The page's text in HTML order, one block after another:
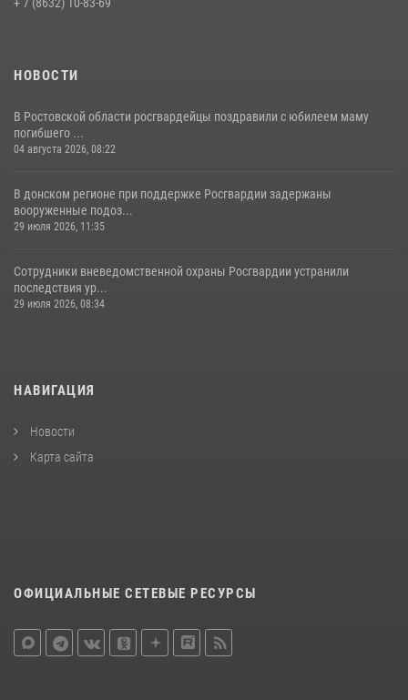
09 июля 2026, 13:58
НОВОСТИ
В Ростовской области росгвардейцы поздравили с юбилеем маму
погибшего ...
04 августа 2026, 08:22
В донском регионе при поддержке Росгвардии задержаны
вооруженные подоз...
29 июля 2026, 11:35
Сотрудники вневедомственной охраны Росгвардии устранили
последствия ур...
29 июля 2026, 08:34
НАВИГАЦИЯ
Новости
Карта сайта
ОФИЦИАЛЬНЫЕ СЕТЕВЫЕ РЕСУРСЫ